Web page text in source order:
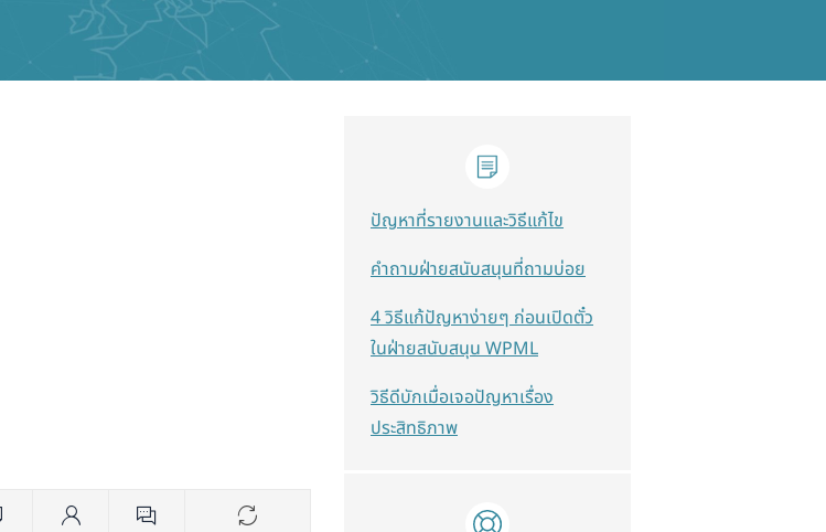
ปัญหาที่รายงานและวิธีแก้ไข
คำถามฝ่ายสนับสนุนที่ถามบ่อย
4 วิธีแก้ปัญหาง่ายๆ ก่อนเปิดตั๋ว
ในฝ่ายสนับสนุน WPML
วิธีดีบักเมื่อเจอปัญหาเรื่อง
ประสิทธิภาพ